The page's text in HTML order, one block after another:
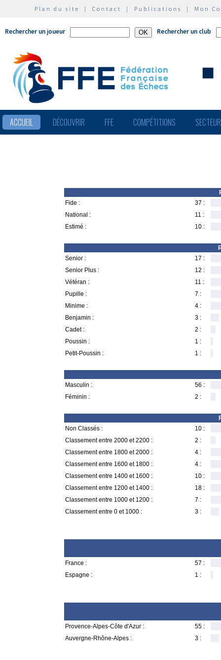
Plan du site | Contact | Publications | Mon
Rechercher un joueur Rechercher un club
ACCUEIL DÉCOUVRIR FFE COMPÉTITIONS
Fide :
37 :
National :
11 :
Estimé :
10 :
Senior :
17 :
Senior Plus :
12 :
Vétéran :
11 :
Pupille :
7 :
Minime :
4 :
Benjamin :
3 :
Cadet :
2 :
Poussin :
1 :
Petit-Poussin :
1 :
Masculin :
56 :
Féminin :
2 :
Non Classés :
10 :
Classement entre 2000 et 2200 :
2 :
Classement entre 1800 et 2000 :
4 :
Classement entre 1600 et 1800 :
4 :
Classement entre 1400 et 1600 :
10 :
Classement entre 1200 et 1400 :
18 :
Classement entre 1000 et 1200 :
7 :
Classement entre 0 et 1000 :
3 :
France :
57 :
Espagne :
1 :
Provence-Alpes-Côte d'Azur :
55 :
Auvergne-Rhône-Alpes :
3 :